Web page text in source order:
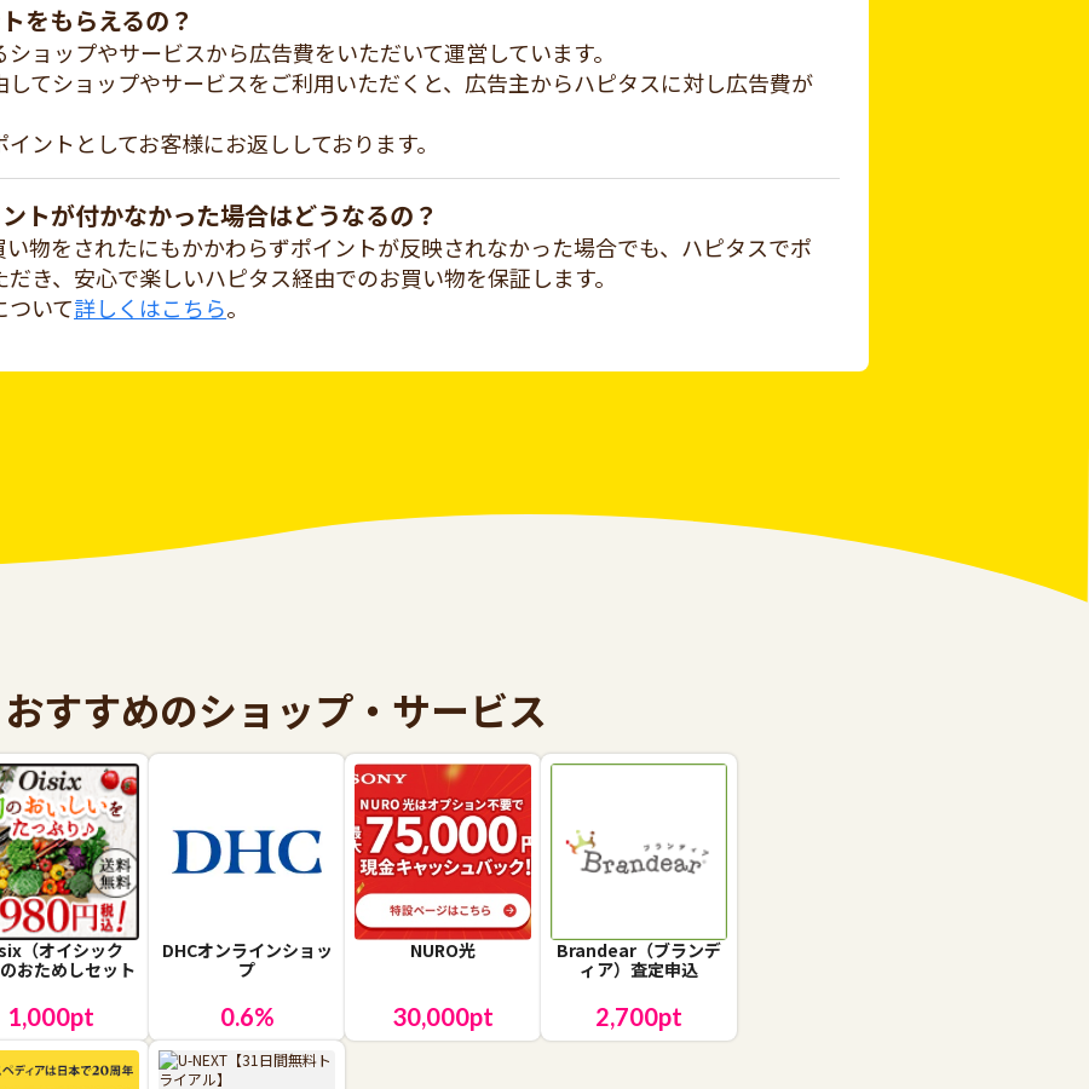
をもらえるの？
ョップやサービスから広告費をいただいて運営しています。
てショップやサービスをご利用いただくと、広告主からハピタスに対し広告費が
ントとしてお客様にお返ししております。
トが付かなかった場合はどうなるの？
物をされたにもかかわらずポイントが反映されなかった場合でも、ハピタスでポ
き、安心で楽しいハピタス経由でのお買い物を保証します。
ついて詳しくはこちら。
おすすめのショップ・サービス
（オイシック
おためしセット
1,000pt
DHCオンラインショッ
プ
0.6%
NURO光
30,000pt
Brandear（ブランデ
ィア）査定申込
2,700pt